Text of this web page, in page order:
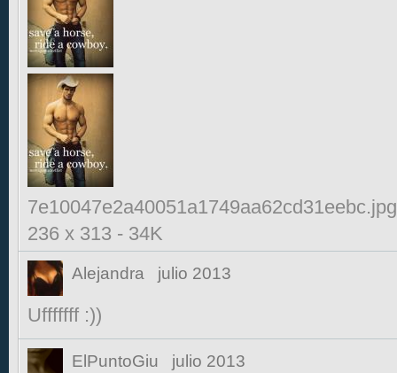
7e10047e2a40051a1749aa62cd31eebc.jpg
236 x 313 - 34K
Alejandra julio 2013
Ufffffff :))
ElPuntoGiu julio 2013